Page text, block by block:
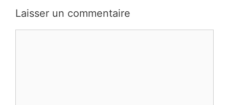
Laisser un commentaire